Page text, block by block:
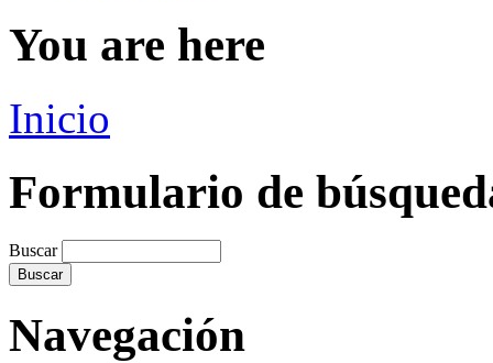
You are here
Inicio
Formulario de
Buscar
Navegación